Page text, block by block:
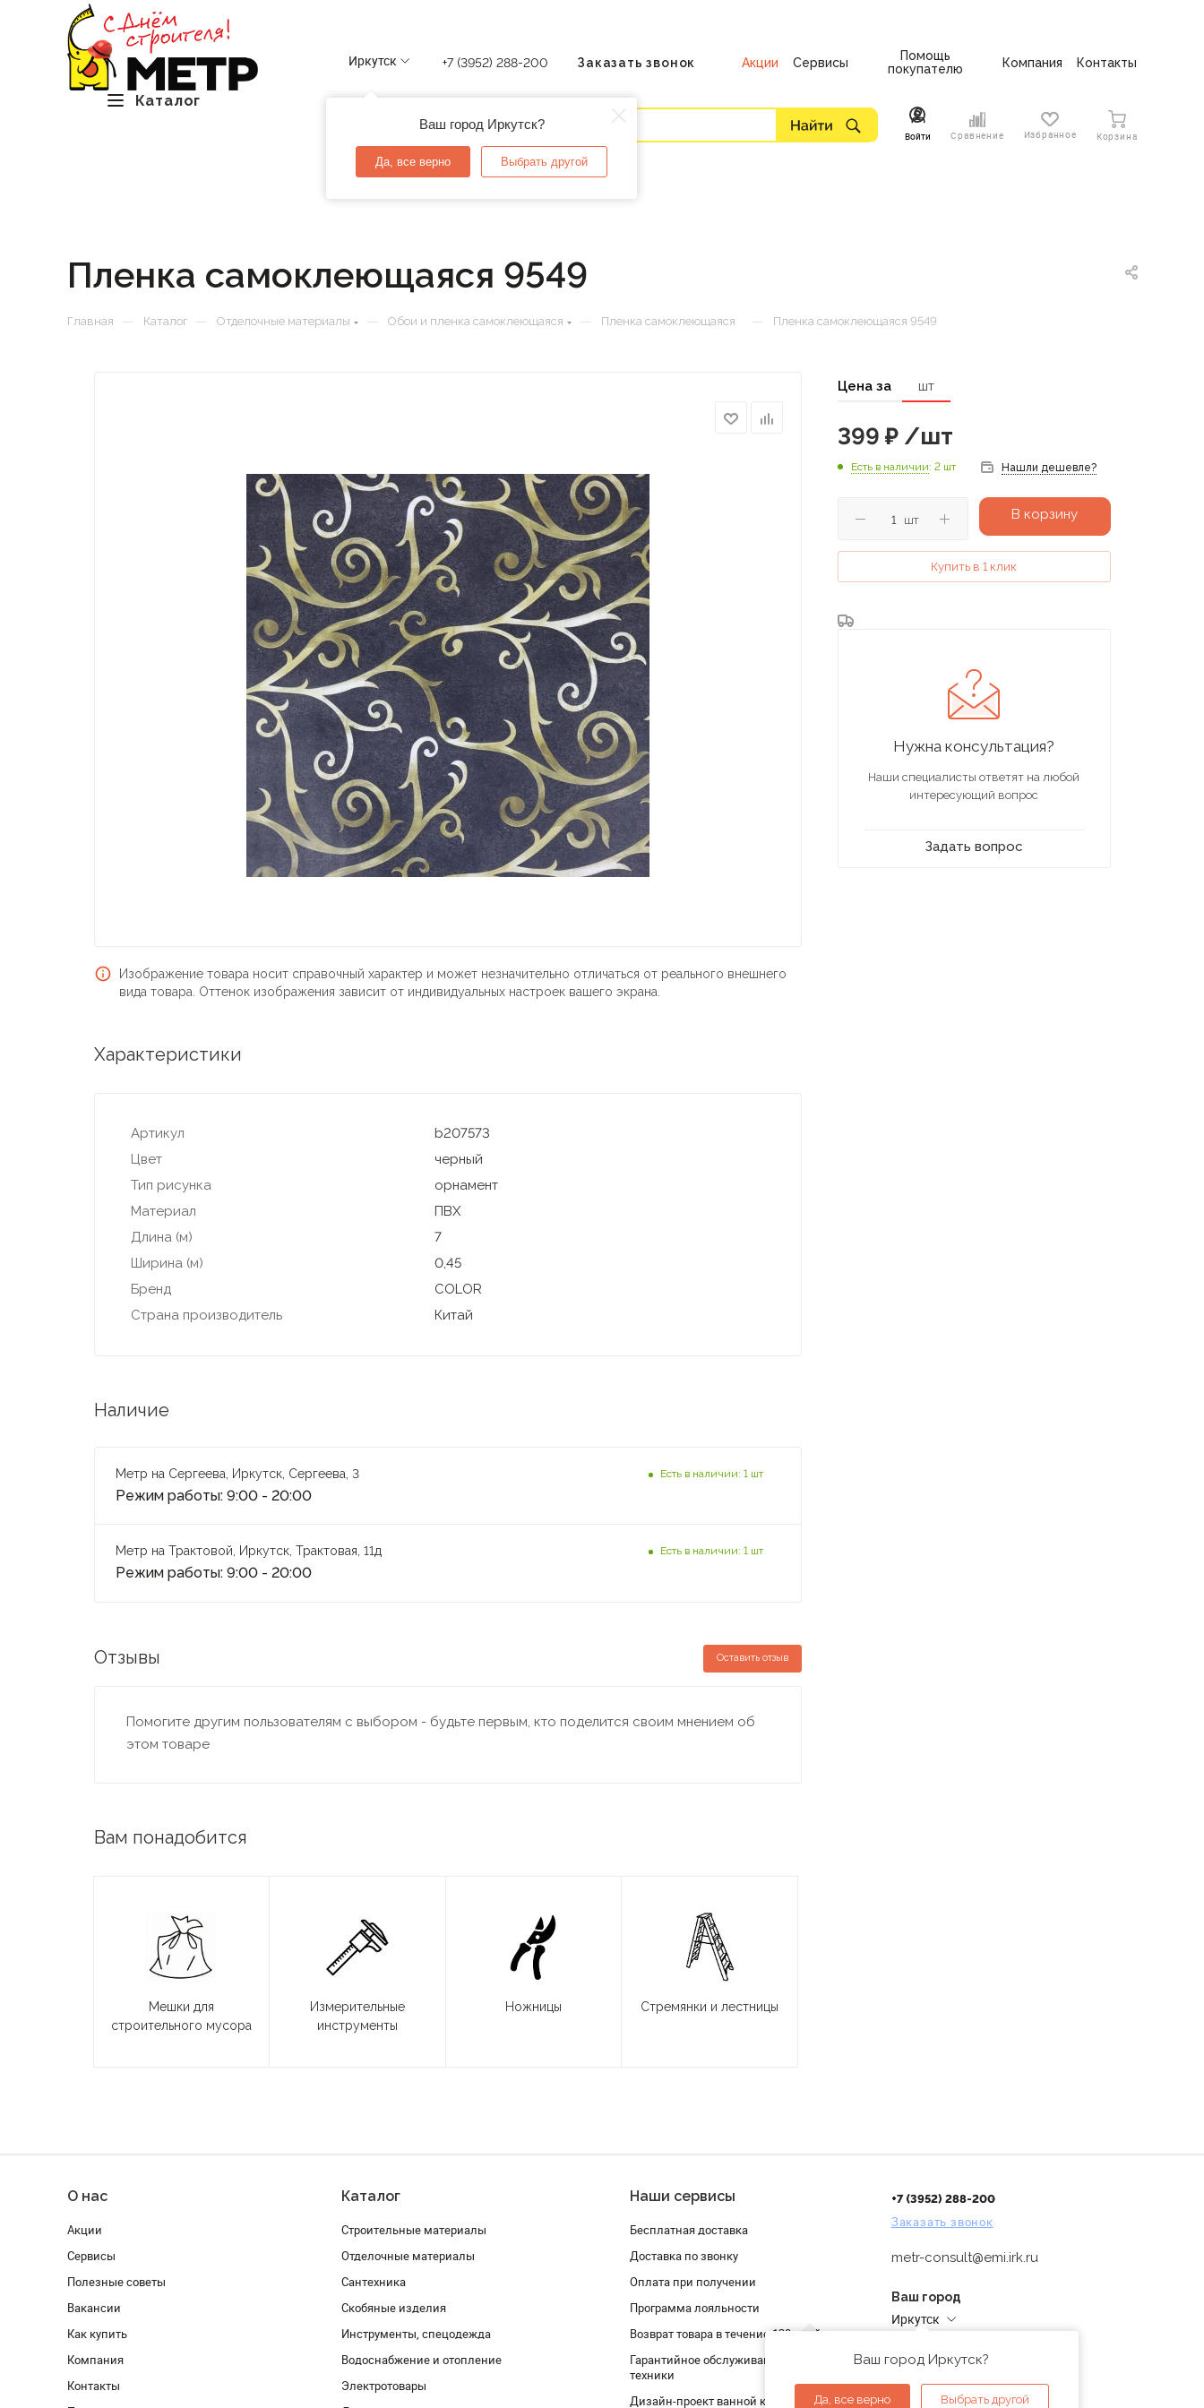
Каталог
Иркутск
Ваш город Иркутск?
Да, все верно Выбрать другой
+7 (3952) 288-200 Заказать звонок Акции Сервисы
Помощь
покупателю
Компания Контакты
Войти Сравнение Избранное Корзина
Пленка самоклеющаяся 9549
Главная — Каталог — Отделочные материалы — Обои и пленка самоклеющаяся — Пленка самоклеющаяся — Пленка самоклеющаяся 9549
Изображение товара носит справочный характер и может незначительно отличаться от реального внешнего
вида товара. Оттенок изображения зависит от индивидуальных настроек вашего экрана.
Характеристики
Артикул
b207573
Цвет
черный
Тип рисунка
орнамент
Материал
ПВХ
Длина (м)
7
Ширина (м)
0,45
Бренд
COLOR
Страна производитель
Китай
Наличие
Метр на Сергеева, Иркутск, Сергеева, 3
Режим работы: 9:00 - 20:00
Есть в наличии: 1 шт
Метр на Трактовой, Иркутск, Трактовая, 11д
Режим работы: 9:00 - 20:00
Есть в наличии: 1 шт
Отзывы Оставить отзыв
Помогите другим пользователям с выбором - будьте первым, кто поделится своим мнением об
этом товаре
Вам понадобится
Мешки для
строительного мусора
Измерительные
инструменты
Ножницы Стремянки и лестницы
Цена за шт
399 ₽/шт
Есть в наличии: 2 шт Нашли дешевле?
шт В корзину
Купить в 1 клик
Нужна консультация?
Наши специалисты ответят на любой
интересующий вопрос
Задать вопрос
О нас
Акции
Сервисы
Полезные советы
Вакансии
Как купить
Компания
Контакты
Каталог
Строительные материалы
Отделочные материалы
Сантехника
Скобяные изделия
Инструменты, спецодежда
Водоснабжение и отопление
Электротовары
Наши сервисы
Бесплатная доставка
Доставка по звонку
Оплата при получении
Программа лояльности
Возврат товара в течение 120 дней
Гарантийное обслуживание и проверка
техники
Дизайн-проект ванной комнаты
+7 (3952) 288-200
Заказать звонок
metr-consult@emi.irk.ru
Ваш город
Иркутск
Ваш город Иркутск?
Да, все верно Выбрать другой